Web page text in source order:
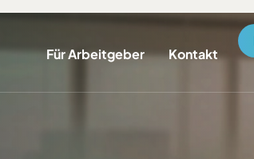
Für Arbeitgeber Kontakt